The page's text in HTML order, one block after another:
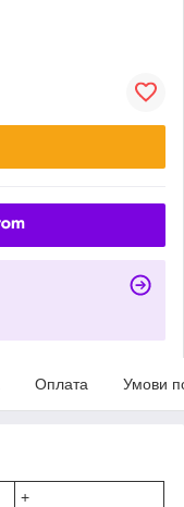
Оплата Умови
+